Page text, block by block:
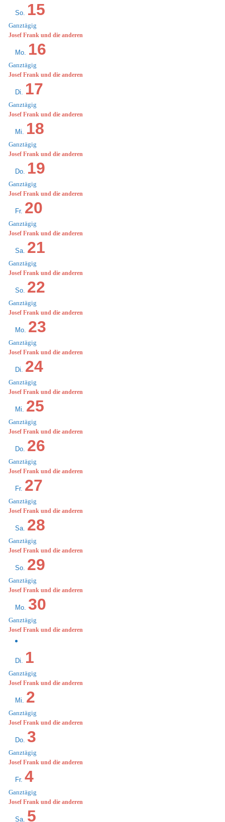
So. 15
Ganztägig
Josef Frank und die anderen
Mo. 16
Ganztägig
Josef Frank und die anderen
Di. 17
Ganztägig
Josef Frank und die anderen
Mi. 18
Ganztägig
Josef Frank und die anderen
Do. 19
Ganztägig
Josef Frank und die anderen
Fr. 20
Ganztägig
Josef Frank und die anderen
Sa. 21
Ganztägig
Josef Frank und die anderen
So. 22
Ganztägig
Josef Frank und die anderen
Mo. 23
Ganztägig
Josef Frank und die anderen
Di. 24
Ganztägig
Josef Frank und die anderen
Mi. 25
Ganztägig
Josef Frank und die anderen
Do. 26
Ganztägig
Josef Frank und die anderen
Fr. 27
Ganztägig
Josef Frank und die anderen
Sa. 28
Ganztägig
Josef Frank und die anderen
So. 29
Ganztägig
Josef Frank und die anderen
Mo. 30
Ganztägig
Josef Frank und die anderen
Di. 1
Ganztägig
Josef Frank und die anderen
Mi. 2
Ganztägig
Josef Frank und die anderen
Do. 3
Ganztägig
Josef Frank und die anderen
Fr. 4
Ganztägig
Josef Frank und die anderen
Sa. 5